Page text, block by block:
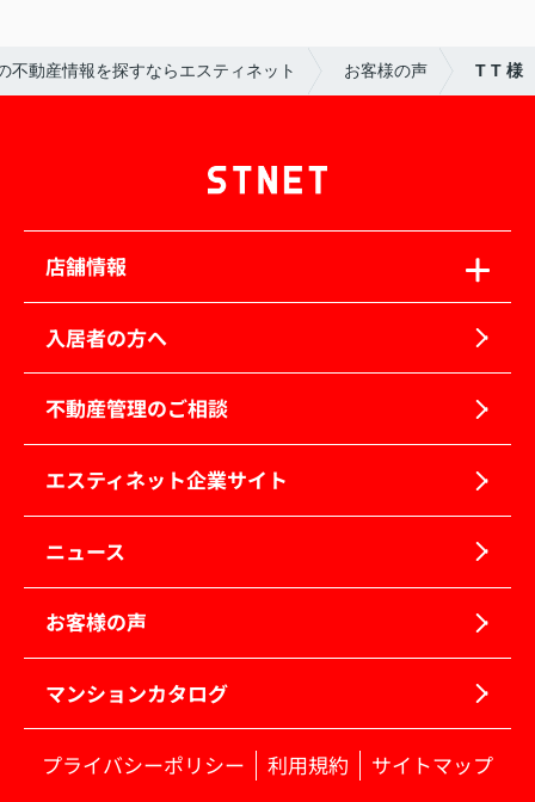
不動産情報を探すならエスティネット お客様の声 T T 様
店舗情報
入居者の方へ
不動産管理のご相談
エスティネット企業サイト
ニュース
お客様の声
マンションカタログ
プライバシーポリシー 利用規約 サイトマップ